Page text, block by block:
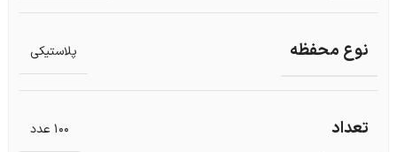
نوع محفظه پلاستیکی
تعداد 100 عدد